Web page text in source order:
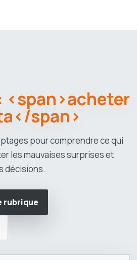
<span>acheter
span>
pour comprendre ce qui
les mauvaises surprises et
décisions.
rubrique